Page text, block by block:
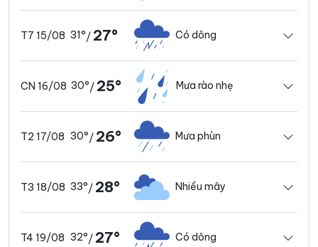
T7 15/08 31°/ 27° Có dông
CN 16/08 30°/ 25° Mưa rào nhẹ
T2 17/08 30°/ 26° Mưa phùn
T3 18/08 33°/ 28° Nhiều mây
T4 19/08 32°/ 27° Có dông